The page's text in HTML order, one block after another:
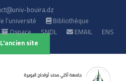
bouira.dz
l’université
Bibliothèque
Dspace SNDL EMAIL
ENS
L'ancien site